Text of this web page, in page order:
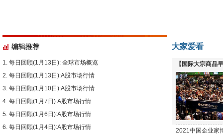
编辑推荐
每日回顾(1月13日): 全球市场概览
每日回顾(1月13日):A股市场行情
每日回顾(1月10日):A股市场行情
每日回顾(1月7日):A股市场行情
每日回顾(1月6日):A股市场行情
每日回顾(1月4日):A股市场行情
大家爱看
【国际大宗商品
下跌
2021中国企业家